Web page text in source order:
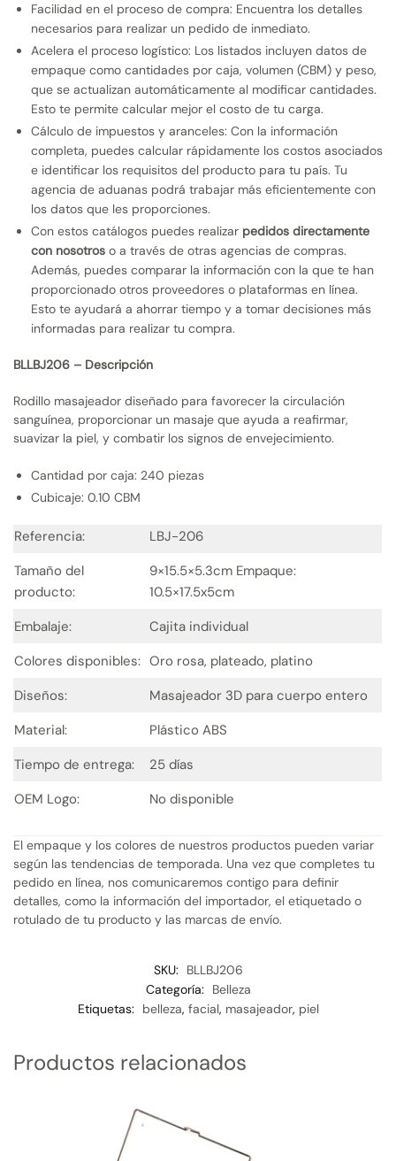
Facilidad en el proceso de compra: Encuentra los detalles
necesarios para realizar un pedido de inmediato.
Acelera el proceso logístico: Los listados incluyen datos de
empaque como cantidades por caja, volumen (CBM) y peso,
que se actualizan automáticamente al modificar cantidades.
Esto te permite calcular mejor el costo de tu carga.
Cálculo de impuestos y aranceles: Con la información
completa, puedes calcular rápidamente los costos asociados
e identificar los requisitos del producto para tu país. Tu
agencia de aduanas podrá trabajar más eficientemente con
los datos que les proporciones.
Con estos catálogos puedes realizar pedidos directamente
con nosotros o a través de otras agencias de compras.
Además, puedes comparar la información con la que te han
proporcionado otros proveedores o plataformas en línea.
Esto te ayudará a ahorrar tiempo y a tomar decisiones más
informadas para realizar tu compra.
BLLBJ206 – Descripción
Rodillo masajeador diseñado para favorecer la circulación
sanguínea, proporcionar un masaje que ayuda a reafirmar,
suavizar la piel, y combatir los signos de envejecimiento.
Cantidad por caja: 240 piezas
Cubicaje: 0.10 CBM
Referencia:
LBJ-206
Tamaño del
producto:
9×15.5×5.3cm Empaque:
10.5×17.5x5cm
Embalaje:
Cajita individual
Colores disponibles: Oro rosa, plateado, platino
Diseños:
Masajeador 3D para cuerpo entero
Material:
Plástico ABS
Tiempo de entrega:
25 días
OEM Logo:
No disponible
El empaque y los colores de nuestros productos pueden variar
según las tendencias de temporada. Una vez que completes tu
pedido en línea, nos comunicaremos contigo para definir
detalles, como la información del importador, el etiquetado o
rotulado de tu producto y las marcas de envío.
SKU:
BLLBJ206
Categoría:
Belleza
Etiquetas:
belleza, facial, masajeador, piel
Productos relacionados